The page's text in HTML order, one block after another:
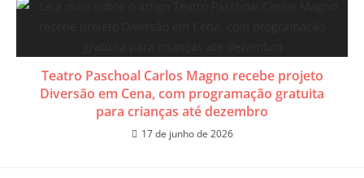
​Teatro Paschoal Carlos Magno recebe projeto
Diversão em Cena, com programação gratuita
para crianças até dezembro
17 de junho de 2026